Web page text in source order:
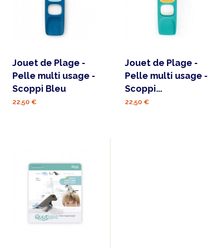
Jouet de Plage -
Pelle multi usage -
Scoppi Bleu
22,50 €
Jouet de Plage -
Pelle multi usage -
Scoppi...
22,50 €